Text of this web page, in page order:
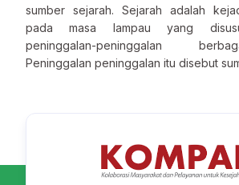
sumber sejarah. Sejarah adalah
pada masa lampau yang
peninggalan-peninggalan
Peninggalan peninggalan itu disebut